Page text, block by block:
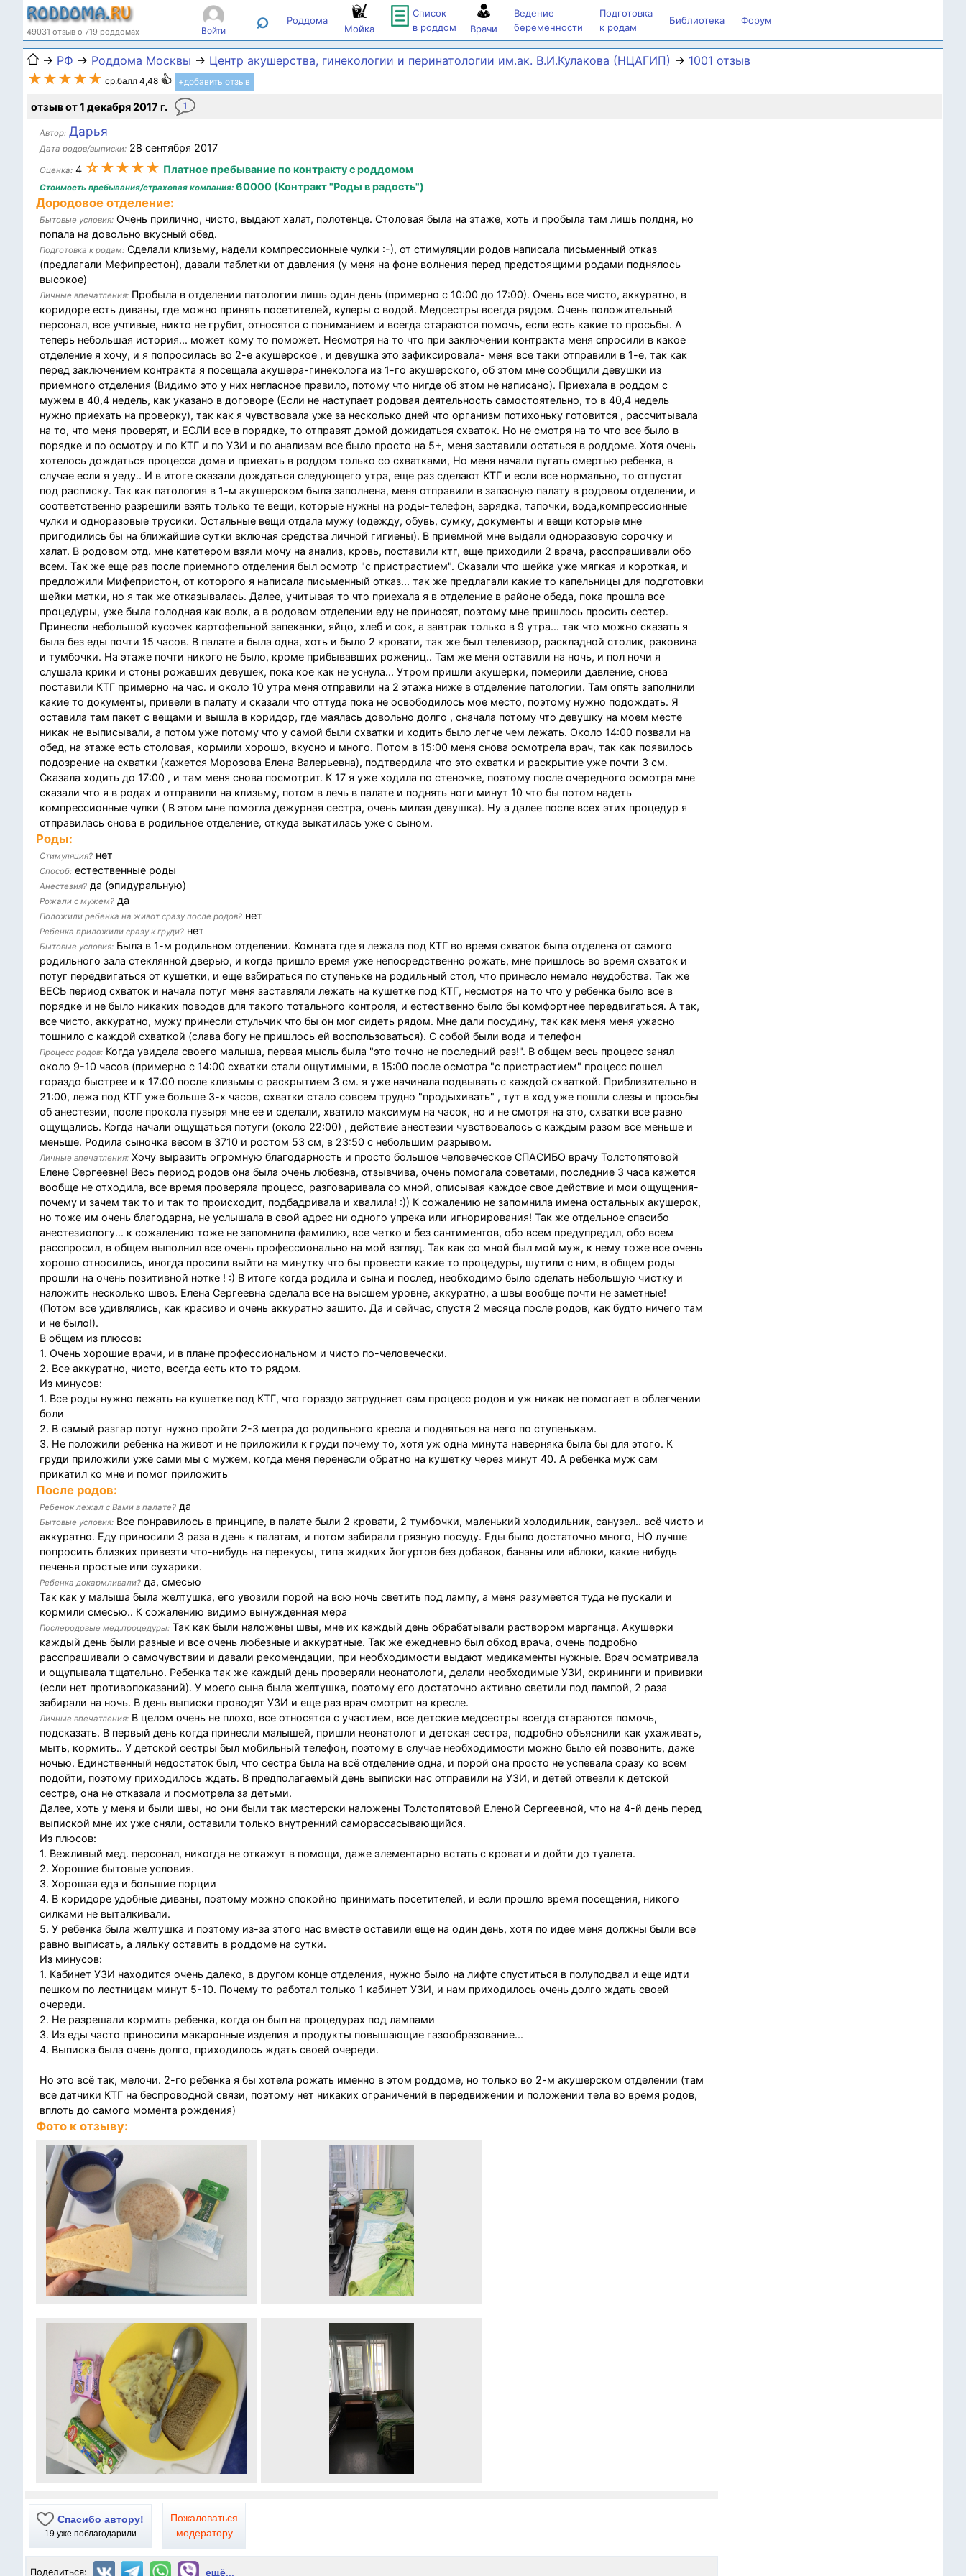
49031 отзыв о 719 роддомах Войти ⌕ Роддома
Мойка
Список
в роддом
Врачи
Ведение
беременности
Подготовка
к родам
Библиотека Форум
→ РФ → Роддома Москвы → Центр акушерства, гинекологии и перинатологии им.ак. В.И.Кулакова (НЦАГИП) → 1001 отзыв
★★★★★ ср.балл 4,48 +добавить отзыв
отзыв от 1 декабря 2017 г. 1
Автор: Дарья
Дата родов/выписки: 28 сентября 2017
Оценка: 4 ☆★★★★ Платное пребывание по контракту с роддомом
Стоимость пребывания/страховая компания: 60000 (Контракт "Роды в радость")
Дородовое отделение:
Бытовые условия: Очень прилично, чисто, выдают халат, полотенце. Столовая была на этаже, хоть и пробыла там лишь полдня, но
попала на довольно вкусный обед.
Подготовка к родам: Сделали клизьму, надели компрессионные чулки :-), от стимуляции родов написала письменный отказ
(предлагали Мефипрестон), давали таблетки от давления (у меня на фоне волнения перед предстоящими родами поднялось
высокое)
Личные впечатления: Пробыла в отделении патологии лишь один день (примерно с 10:00 до 17:00). Очень все чисто, аккуратно, в
коридоре есть диваны, где можно принять посетителей, кулеры с водой. Медсестры всегда рядом. Очень положительный
персонал, все учтивые, никто не грубит, относятся с пониманием и всегда стараются помочь, если есть какие то просьбы. А
теперь небольшая история... может кому то поможет. Несмотря на то что при заключении контракта меня спросили в какое
отделение я хочу, и я попросилась во 2-е акушерское , и девушка это зафиксировала- меня все таки отправили в 1-е, так как
перед заключением контракта я посещала акушера-гинеколога из 1-го акушерского, об этом мне сообщили девушки из
приемного отделения (Видимо это у них негласное правило, потому что нигде об этом не написано). Приехала в роддом с
мужем в 40,4 недель, как указано в договоре (Если не наступает родовая деятельность самостоятельно, то в 40,4 недель
нужно приехать на проверку), так как я чувствовала уже за несколько дней что организм потихоньку готовится , рассчитывала
на то, что меня проверят, и ЕСЛИ все в порядке, то отправят домой дожидаться схваток. Но не смотря на то что все было в
порядке и по осмотру и по КТГ и по УЗИ и по анализам все было просто на 5+, меня заставили остаться в роддоме. Хотя очень
хотелось дождаться процесса дома и приехать в роддом только со схватками, Но меня начали пугать смертью ребенка, в
случае если я уеду.. И в итоге сказали дождаться следующего утра, еще раз сделают КТГ и если все нормально, то отпустят
под расписку. Так как патология в 1-м акушерском была заполнена, меня отправили в запасную палату в родовом отделении, и
соответственно разрешили взять только те вещи, которые нужны на роды-телефон, зарядка, тапочки, вода,компрессионные
чулки и одноразовые трусики. Остальные вещи отдала мужу (одежду, обувь, сумку, документы и вещи которые мне
пригодились бы на ближайшие сутки включая средства личной гигиены). В приемной мне выдали одноразовую сорочку и
халат. В родовом отд. мне катетером взяли мочу на анализ, кровь, поставили ктг, еще приходили 2 врача, расспрашивали обо
всем. Так же еще раз после приемного отделения был осмотр "с пристрастием". Сказали что шейка уже мягкая и короткая, и
предложили Мифепристон, от которого я написала письменный отказ... так же предлагали какие то капельницы для подготовки
шейки матки, но я так же отказывалась. Далее, учитывая то что приехала я в отделение в районе обеда, пока прошла все
процедуры, уже была голодная как волк, а в родовом отделении еду не приносят, поэтому мне пришлось просить сестер.
Принесли небольшой кусочек картофельной запеканки, яйцо, хлеб и сок, а завтрак только в 9 утра... так что можно сказать я
была без еды почти 15 часов. В палате я была одна, хоть и было 2 кровати, так же был телевизор, раскладной столик, раковина
и тумбочки. На этаже почти никого не было, кроме прибывавших рожениц.. Там же меня оставили на ночь, и пол ночи я
слушала крики и стоны рожавших девушек, пока кое как не уснула... Утром пришли акушерки, померили давление, снова
поставили КТГ примерно на час. и около 10 утра меня отправили на 2 этажа ниже в отделение патологии. Там опять заполнили
какие то документы, привели в палату и сказали что оттуда пока не освободилось мое место, поэтому нужно подождать. Я
оставила там пакет с вещами и вышла в коридор, где маялась довольно долго , сначала потому что девушку на моем месте
никак не выписывали, а потом уже потому что у самой были схватки и ходить было легче чем лежать. Около 14:00 позвали на
обед, на этаже есть столовая, кормили хорошо, вкусно и много. Потом в 15:00 меня снова осмотрела врач, так как появилось
подозрение на схватки (кажется Морозова Елена Валерьевна), подтвердила что это схватки и раскрытие уже почти 3 см.
Сказала ходить до 17:00 , и там меня снова посмотрит. К 17 я уже ходила по стеночке, поэтому после очередного осмотра мне
сказали что я в родах и отправили на клизьму, потом в лечь в палате и поднять ноги минут 10 что бы потом надеть
компрессионные чулки ( В этом мне помогла дежурная сестра, очень милая девушка). Ну а далее после всех этих процедур я
отправилась снова в родильное отделение, откуда выкатилась уже с сыном.
Роды:
Стимуляция? нет
Способ: естественные роды
Анестезия? да (эпидуральную)
Рожали с мужем? да
Положили ребенка на живот сразу после родов? нет
Ребенка приложили сразу к груди? нет
Бытовые условия: Была в 1-м родильном отделении. Комната где я лежала под КТГ во время схваток была отделена от самого
родильного зала стеклянной дверью, и когда пришло время уже непосредственно рожать, мне пришлось во время схваток и
потуг передвигаться от кушетки, и еще взбираться по ступеньке на родильный стол, что принесло немало неудобства. Так же
ВЕСЬ период схваток и начала потуг меня заставляли лежать на кушетке под КТГ, несмотря на то что у ребенка было все в
порядке и не было никаких поводов для такого тотального контроля, и естественно было бы комфортнее передвигаться. А так,
все чисто, аккуратно, мужу принесли стульчик что бы он мог сидеть рядом. Мне дали посудину, так как меня меня ужасно
тошнило с каждой схваткой (слава богу не пришлось ей воспользоваться). С собой были вода и телефон
Процесс родов: Когда увидела своего малыша, первая мысль была "это точно не последний раз!". В общем весь процесс занял
около 9-10 часов (примерно с 14:00 схватки стали ощутимыми, в 15:00 после осмотра "с пристрастием" процесс пошел
гораздо быстрее и к 17:00 после клизьмы с раскрытием 3 см. я уже начинала подвывать с каждой схваткой. Приблизительно в
21:00, лежа под КТГ уже больше 3-х часов, схватки стало совсем трудно "продыхивать" , тут в ход уже пошли слезы и просьбы
об анестезии, после прокола пузыря мне ее и сделали, хватило максимум на часок, но и не смотря на это, схватки все равно
ощущались. Когда начали ощущаться потуги (около 22:00) , действие анестезии чувствовалось с каждым разом все меньше и
меньше. Родила сыночка весом в 3710 и ростом 53 см, в 23:50 с небольшим разрывом.
Личные впечатления: Хочу выразить огромную благодарность и просто большое человеческое СПАСИБО врачу Толстопятовой
Елене Сергеевне! Весь период родов она была очень любезна, отзывчива, очень помогала советами, последние 3 часа кажется
вообще не отходила, все время проверяла процесс, разговаривала со мной, описывая каждое свое действие и мои ощущения-
почему и зачем так то и так то происходит, подбадривала и хвалила! :)) К сожалению не запомнила имена остальных акушерок,
но тоже им очень благодарна, не услышала в свой адрес ни одного упрека или игнорирования! Так же отдельное спасибо
анестезиологу... к сожалению тоже не запомнила фамилию, все четко и без сантиментов, обо всем предупредил, обо всем
расспросил, в общем выполнил все очень профессионально на мой взгляд. Так как со мной был мой муж, к нему тоже все очень
хорошо относились, иногда просили выйти на минутку что бы провести какие то процедуры, шутили с ним, в общем роды
прошли на очень позитивной нотке ! :) В итоге когда родила и сына и послед, необходимо было сделать небольшую чистку и
наложить несколько швов. Елена Сергеевна сделала все на высшем уровне, аккуратно, а швы вообще почти не заметные!
(Потом все удивлялись, как красиво и очень аккуратно зашито. Да и сейчас, спустя 2 месяца после родов, как будто ничего там
и не было!).
В общем из плюсов:
1. Очень хорошие врачи, и в плане профессиональном и чисто по-человечески.
2. Все аккуратно, чисто, всегда есть кто то рядом.
Из минусов:
1. Все роды нужно лежать на кушетке под КТГ, что гораздо затрудняет сам процесс родов и уж никак не помогает в облегчении
боли
2. В самый разгар потуг нужно пройти 2-3 метра до родильного кресла и подняться на него по ступенькам.
3. Не положили ребенка на живот и не приложили к груди почему то, хотя уж одна минута наверняка была бы для этого. К
груди приложили уже сами мы с мужем, когда меня перенесли обратно на кушетку через минут 40. А ребенка муж сам
прикатил ко мне и помог приложить
После родов:
Ребенок лежал с Вами в палате? да
Бытовые условия: Все понравилось в принципе, в палате были 2 кровати, 2 тумбочки, маленький холодильник, санузел.. всё чисто и
аккуратно. Еду приносили 3 раза в день к палатам, и потом забирали грязную посуду. Еды было достаточно много, НО лучше
попросить близких привезти что-нибудь на перекусы, типа жидких йогуртов без добавок, бананы или яблоки, какие нибудь
печенья простые или сухарики.
Ребенка докармливали? да, смесью
Так как у малыша была желтушка, его увозили порой на всю ночь светить под лампу, а меня разумеется туда не пускали и
кормили смесью.. К сожалению видимо вынужденная мера
Послеродовые мед.процедуры: Так как были наложены швы, мне их каждый день обрабатывали раствором марганца. Акушерки
каждый день были разные и все очень любезные и аккуратные. Так же ежедневно был обход врача, очень подробно
расспрашивали о самочувствии и давали рекомендации, при необходимости выдают медикаменты нужные. Врач осматривала
и ощупывала тщательно. Ребенка так же каждый день проверяли неонатологи, делали необходимые УЗИ, скрининги и прививки
(если нет противопоказаний). У моего сына была желтушка, поэтому его достаточно активно светили под лампой, 2 раза
забирали на ночь. В день выписки проводят УЗИ и еще раз врач смотрит на кресле.
Личные впечатления: В целом очень не плохо, все относятся с участием, все детские медсестры всегда стараются помочь,
подсказать. В первый день когда принесли малышей, пришли неонатолог и детская сестра, подробно объяснили как ухаживать,
мыть, кормить.. У детской сестры был мобильный телефон, поэтому в случае необходимости можно было ей позвонить, даже
ночью. Единственный недостаток был, что сестра была на всё отделение одна, и порой она просто не успевала сразу ко всем
подойти, поэтому приходилось ждать. В предполагаемый день выписки нас отправили на УЗИ, и детей отвезли к детской
сестре, она не отказала и посмотрела за детьми.
Далее, хоть у меня и были швы, но они были так мастерски наложены Толстопятовой Еленой Сергеевной, что на 4-й день перед
выпиской мне их уже сняли, оставили только внутренний саморассасывающийся.
Из плюсов:
1. Вежливый мед. персонал, никогда не откажут в помощи, даже элементарно встать с кровати и дойти до туалета.
2. Хорошие бытовые условия.
3. Хорошая еда и большие порции
4. В коридоре удобные диваны, поэтому можно спокойно принимать посетителей, и если прошло время посещения, никого
силками не выталкивали.
5. У ребенка была желтушка и поэтому из-за этого нас вместе оставили еще на один день, хотя по идее меня должны были все
равно выписать, а ляльку оставить в роддоме на сутки.
Из минусов:
1. Кабинет УЗИ находится очень далеко, в другом конце отделения, нужно было на лифте спуститься в полуподвал и еще идти
пешком по лестницам минут 5-10. Почему то работал только 1 кабинет УЗИ, и нам приходилось очень долго ждать своей
очереди.
2. Не разрешали кормить ребенка, когда он был на процедурах под лампами
3. Из еды часто приносили макаронные изделия и продукты повышающие газообразование...
4. Выписка была очень долго, приходилось ждать своей очереди.
Но это всё так, мелочи. 2-го ребенка я бы хотела рожать именно в этом роддоме, но только во 2-м акушерском отделении (там
все датчики КТГ на беспроводной связи, поэтому нет никаких ограничений в передвижении и положении тела во время родов,
вплоть до самого момента рождения)
Фото к отзыву:
Спасибо автору!
19уже поблагодарили
Пожаловаться
модератору
Поделиться: ещё...